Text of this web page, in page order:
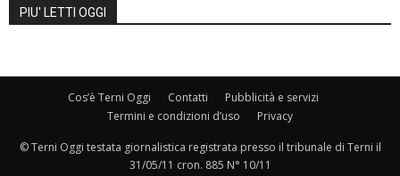
PIU' LETTI OGGI
Cos’è Terni Oggi Contatti
Pubblicità e servizi
Termini e condizioni d’uso
Privacy
© Terni Oggi testata giornalistica registrata presso il tribunale di Terni il
31/05/11 cron. 885 N° 10/11